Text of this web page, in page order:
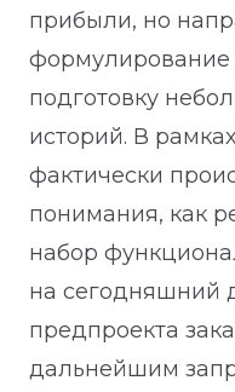
прибыли, но
формулирование
подготовку
историй. В
фактически
понимания, как
набор
на сегодняшний
предпроекта
дальнейшим